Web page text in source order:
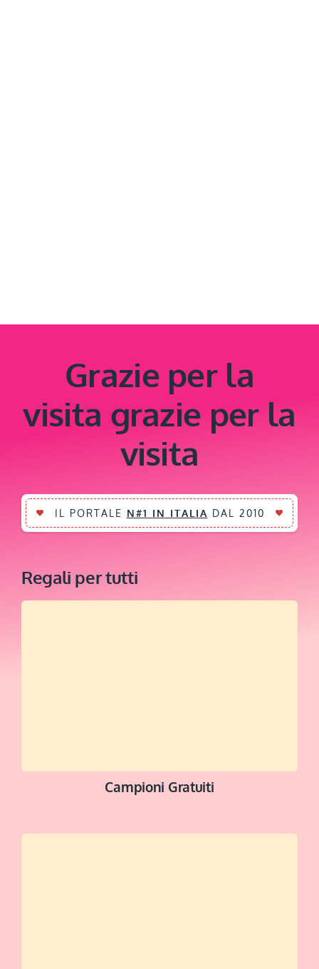
Grazie per la
visita grazie per la
visita
IL PORTALE N#1 IN ITALIA DAL 2010
Regali per tutti
Campioni Gratuiti